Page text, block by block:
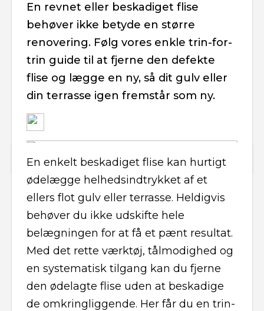
En revnet eller beskadiget flise
behøver ikke betyde en større
renovering. Følg vores enkle trin-for-
trin guide til at fjerne den defekte
flise og lægge en ny, så dit gulv eller
din terrasse igen fremstår som ny.
En enkelt beskadiget flise kan hurtigt
ødelægge helhedsindtrykket af et
ellers flot gulv eller terrasse. Heldigvis
behøver du ikke udskifte hele
belægningen for at få et pænt resultat.
Med det rette værktøj, tålmodighed og
en systematisk tilgang kan du fjerne
den ødelagte flise uden at beskadige
de omkringliggende. Her får du en trin-